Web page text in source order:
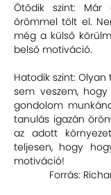
Ötödik szint: Már
örömmel tölt el.
még a külső
belső motiváció.
Hatodik szint:
sem veszem,
gondolom
tanulás igazán
az adott
teljesen, hogy
motiváció!
Forrás: